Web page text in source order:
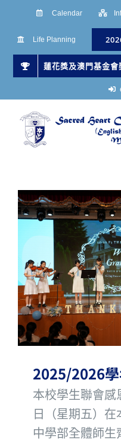
Calendar
Life Planning
蓮花獎及澳門基金會
2025/2026
本校學生聯會感
日（星期五）在
中學部全體師